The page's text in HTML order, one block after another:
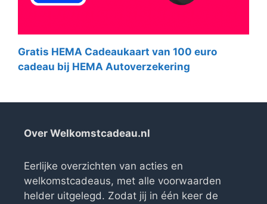
Gratis HEMA Cadeaukaart van 100 euro
cadeau bij HEMA Autoverzekering
Over Welkomstcadeau.nl
Eerlijke overzichten van acties en
welkomstcadeaus, met alle voorwaarden
helder uitgelegd. Zodat jij in één keer de